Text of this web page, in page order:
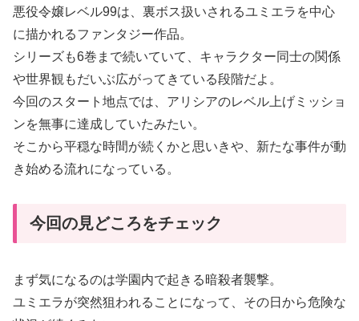
悪役令嬢レベル99は、裏ボス扱いされるユミエラを中心
に描かれるファンタジー作品。
シリーズも6巻まで続いていて、キャラクター同士の関係
や世界観もだいぶ広がってきている段階だよ。
今回のスタート地点では、アリシアのレベル上げミッショ
ンを無事に達成していたみたい。
そこから平穏な時間が続くかと思いきや、新たな事件が動
き始める流れになっている。
今回の見どころをチェック
まず気になるのは学園内で起きる暗殺者襲撃。
ユミエラが突然狙われることになって、その日から危険な